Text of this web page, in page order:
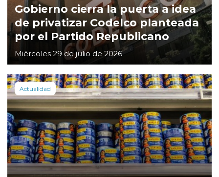
Gobierno cierra la puerta a idea
de privatizar Codelco planteada
por el Partido Republicano
Miércoles 29 de julio de 2026
Actualidad